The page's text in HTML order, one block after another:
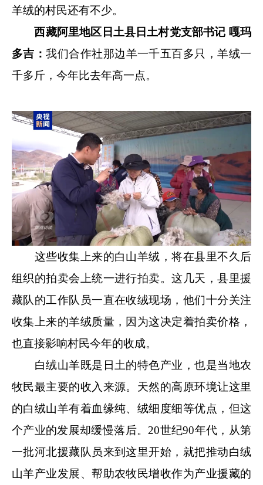
羊绒的村民还有不少。
西藏阿里地区日土县日土村党支部书记 嘎玛
多吉：我们合作社那边羊一千五百多只，羊绒一
千多斤，今年比去年高一点。
这些收集上来的白山羊绒，将在县里不久后
组织的拍卖会上统一进行拍卖。这几天，县里援
藏队的工作队员一直在收绒现场，他们十分关注
收集上来的羊绒质量，因为这决定着拍卖价格，
也直接影响村民今年的收成。
白绒山羊既是日土的特色产业，也是当地农
牧民最主要的收入来源。天然的高原环境让这里
的白绒山羊有着血缘纯、绒细度细等优点，但这
个产业的发展却缓慢落后。20世纪90年代，从第
一批河北援藏队员来到这里开始，就把推动白绒
山羊产业发展、帮助农牧民增收作为产业援藏的